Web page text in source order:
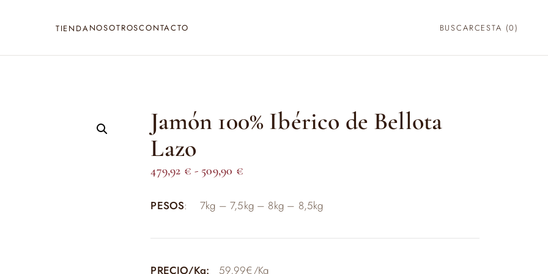
TIENDANOSOTROSCONTACTO BUSCARCESTA (0)
Jamón 100% Ibérico de Bellota
Lazo
479,92 € - 509,90 €Rango
precios:
479,92 €
PESOS: 7kg – 7,5kg – 8kg – 8,5kg
PRECIO/Kg: 59,99€/Kg